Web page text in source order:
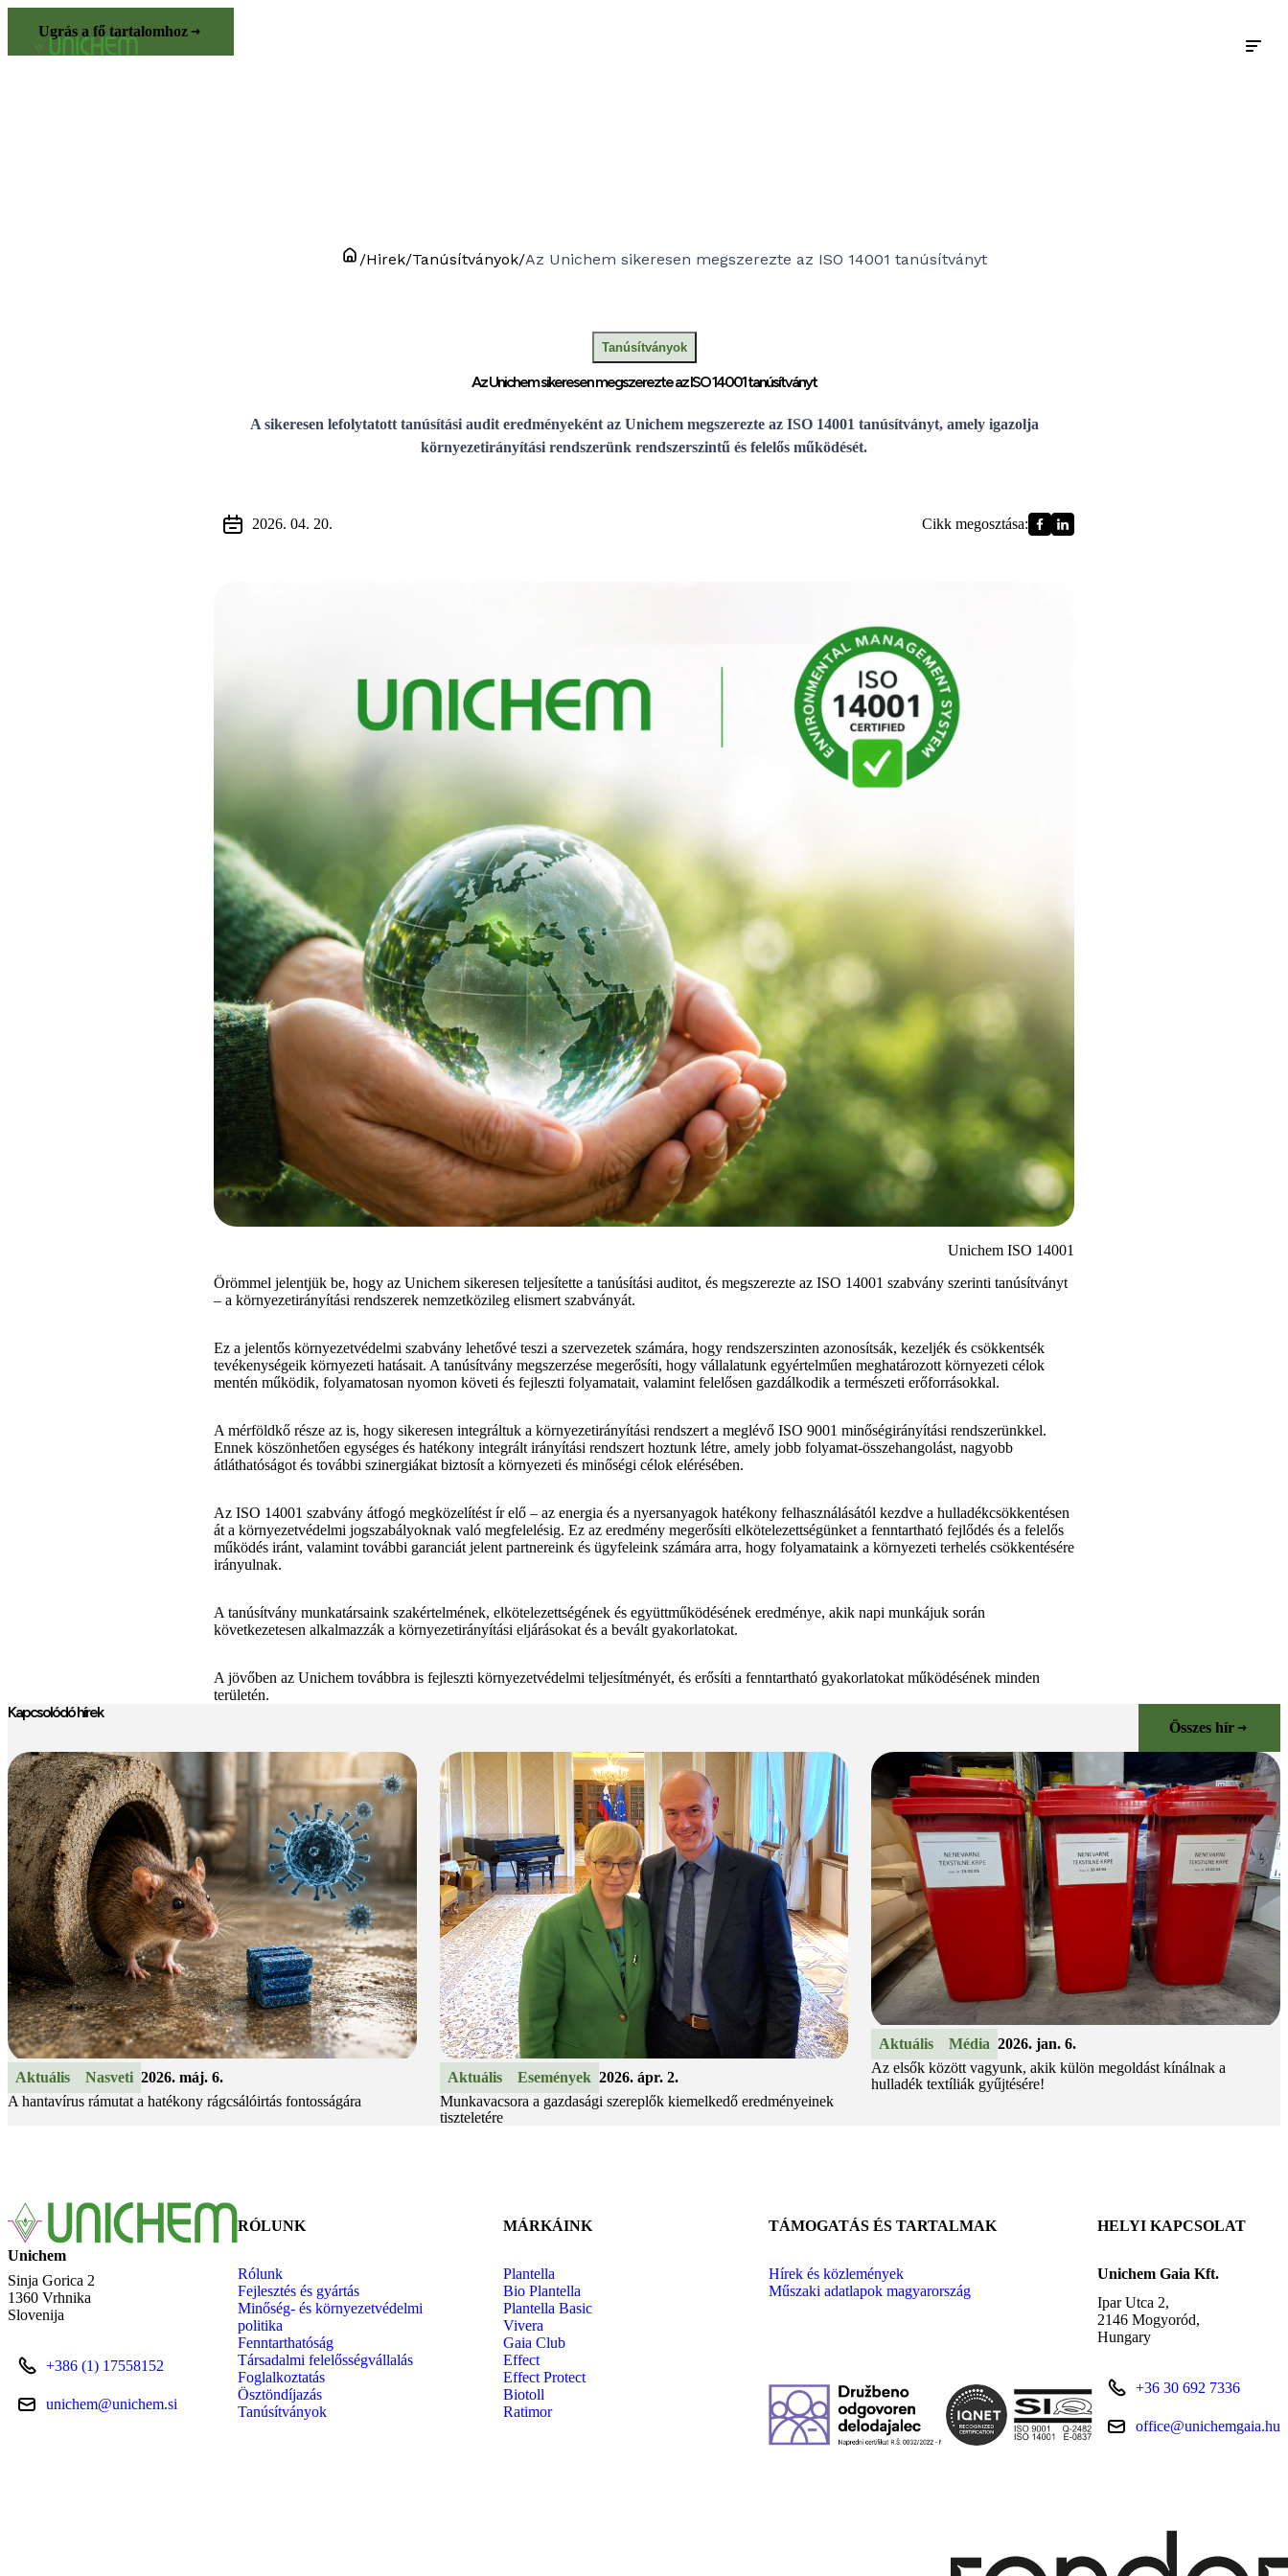
Ugrás a fő tartalomhoz
/Hirek/Tanúsítványok/Az Unichem sikeresen megszerezte az ISO 14001 tanúsítványt
Tanúsítványok
Az Unichem sikeresen megszerezte az ISO 14001 tanúsítványt
A sikeresen lefolytatott tanúsítási audit eredményeként az Unichem megszerezte az ISO 14001 tanúsítványt, amely igazolja
környezetirányítási rendszerünk rendszerszintű és felelős működését.
2026. 04. 20. Cikk megosztása:
Unichem ISO 14001
Örömmel jelentjük be, hogy az Unichem sikeresen teljesítette a tanúsítási auditot, és megszerezte az ISO 14001 szabvány szerinti tanúsítványt
– a környezetirányítási rendszerek nemzetközileg elismert szabványát.
Ez a jelentős környezetvédelmi szabvány lehetővé teszi a szervezetek számára, hogy rendszerszinten azonosítsák, kezeljék és csökkentsék
tevékenységeik környezeti hatásait. A tanúsítvány megszerzése megerősíti, hogy vállalatunk egyértelműen meghatározott környezeti célok
mentén működik, folyamatosan nyomon követi és fejleszti folyamatait, valamint felelősen gazdálkodik a természeti erőforrásokkal.
A mérföldkő része az is, hogy sikeresen integráltuk a környezetirányítási rendszert a meglévő ISO 9001 minőségirányítási rendszerünkkel.
Ennek köszönhetően egységes és hatékony integrált irányítási rendszert hoztunk létre, amely jobb folyamat-összehangolást, nagyobb
átláthatóságot és további szinergiákat biztosít a környezeti és minőségi célok elérésében.
Az ISO 14001 szabvány átfogó megközelítést ír elő – az energia és a nyersanyagok hatékony felhasználásától kezdve a hulladékcsökkentésen
át a környezetvédelmi jogszabályoknak való megfelelésig. Ez az eredmény megerősíti elkötelezettségünket a fenntartható fejlődés és a felelős
működés iránt, valamint további garanciát jelent partnereink és ügyfeleink számára arra, hogy folyamataink a környezeti terhelés csökkentésére
irányulnak.
A tanúsítvány munkatársaink szakértelmének, elkötelezettségének és együttműködésének eredménye, akik napi munkájuk során
következetesen alkalmazzák a környezetirányítási eljárásokat és a bevált gyakorlatokat.
A jövőben az Unichem továbbra is fejleszti környezetvédelmi teljesítményét, és erősíti a fenntartható gyakorlatokat működésének minden
területén.
Kapcsolódó hírek
Összes hír
Aktuális Nasveti 2026. máj. 6.
A hantavírus rámutat a hatékony rágcsálóirtás fontosságára
Aktuális Események 2026. ápr. 2.
Munkavacsora a gazdasági szereplők kiemelkedő eredményeinek
tiszteletére
Aktuális Média 2026. jan. 6.
Az elsők között vagyunk, akik külön megoldást kínálnak a
hulladék textíliák gyűjtésére!
Unichem
Sinja Gorica 2
1360 Vrhnika
Slovenija
+386 (1) 17558152
unichem@unichem.si
RÓLUNK
Rólunk
Fejlesztés és gyártás
Minőség- és környezetvédelmi
politika
Fenntarthatóság
Társadalmi felelősségvállalás
Foglalkoztatás
Ösztöndíjazás
Tanúsítványok
MÁRKÁINK
Plantella
Bio Plantella
Plantella Basic
Vivera
Gaia Club
Effect
Effect Protect
Biotoll
Ratimor
TÁMOGATÁS ÉS TARTALMAK
Hírek és közlemények
Műszaki adatlapok magyarország
HELYI KAPCSOLAT
Unichem Gaia Kft.
Ipar Utca 2,
2146 Mogyoród,
Hungary
+36 30 692 7336
office@unichemgaia.hu